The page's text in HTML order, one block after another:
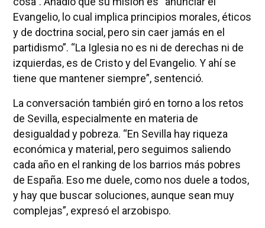
Evangelio, lo cual implica principios morales, éticos
y de doctrina social, pero sin caer jamás en el
partidismo”. “La Iglesia no es ni de derechas ni de
izquierdas, es de Cristo y del Evangelio. Y ahí se
tiene que mantener siempre”, sentenció.
La conversación también giró en torno a los retos
de Sevilla, especialmente en materia de
desigualdad y pobreza. “En Sevilla hay riqueza
económica y material, pero seguimos saliendo
cada año en el ranking de los barrios más pobres
de España. Eso me duele, como nos duele a todos,
y hay que buscar soluciones, aunque sean muy
complejas”, expresó el arzobispo.